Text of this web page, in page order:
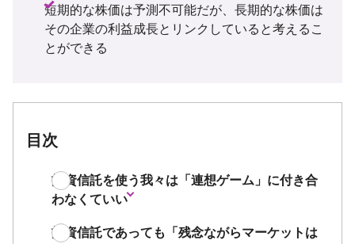
短期的な株価は予測不可能だが、長期的な株価は
その企業の利益成長とリンクしていると考えるこ
とができる
目次
投資信託を使う我々は「連想ゲーム」に付き合
わなくていい
投資信託であっても「残念ながらマーケットは